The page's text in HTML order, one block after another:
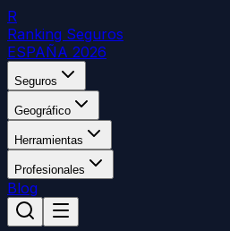
R
Ranking Seguros
ESPAÑA 2026
Seguros
Geográfico
Herramientas
Profesionales
Blog